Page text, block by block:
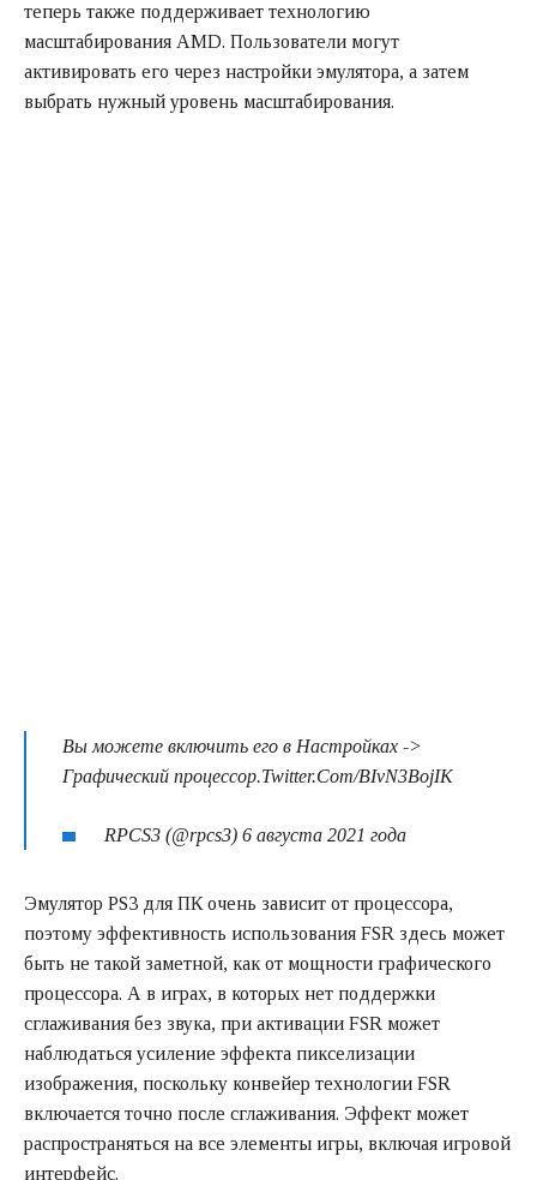
теперь также поддерживает технологию
масштабирования AMD. Пользователи могут
активировать его через настройки эмулятора, а затем
выбрать нужный уровень масштабирования.
Вы можете включить его в Настройках ->
Графический процессор.Twitter.Com/BIvN3BojIK
RPCS3 (@rpcs3) 6 августа 2021 года
Эмулятор PS3 для ПК очень зависит от процессора,
поэтому эффективность использования FSR здесь может
быть не такой заметной, как от мощности графического
процессора. А в играх, в которых нет поддержки
сглаживания без звука, при активации FSR может
наблюдаться усиление эффекта пикселизации
изображения, поскольку конвейер технологии FSR
включается точно после сглаживания. Эффект может
распространяться на все элементы игры, включая игровой
интерфейс.